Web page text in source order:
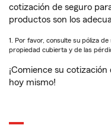
cotización de seguro
productos son los
1. Por favor, consulte su póliza
propiedad cubierta y de las
¡Comience su cotización
hoy mismo!